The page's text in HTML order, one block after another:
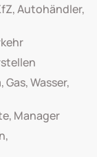
Autohändler,
Wasser,
Manager